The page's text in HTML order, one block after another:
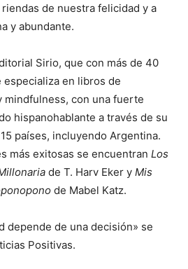
de nuestra felicidad y a
y abundante.
Sirio, que con más de 40
en libros de
con una fuerte
hispanohablante a través de su
países, incluyendo Argentina.
más exitosas se encuentran Los
de T. Harv Eker y Mis
de Mabel Katz.
depende de una decisión» se
Positivas.